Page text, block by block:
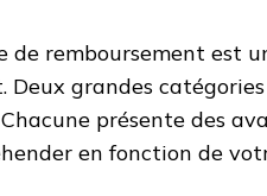
de remboursement est
Deux grandes
présente des
en fonction de